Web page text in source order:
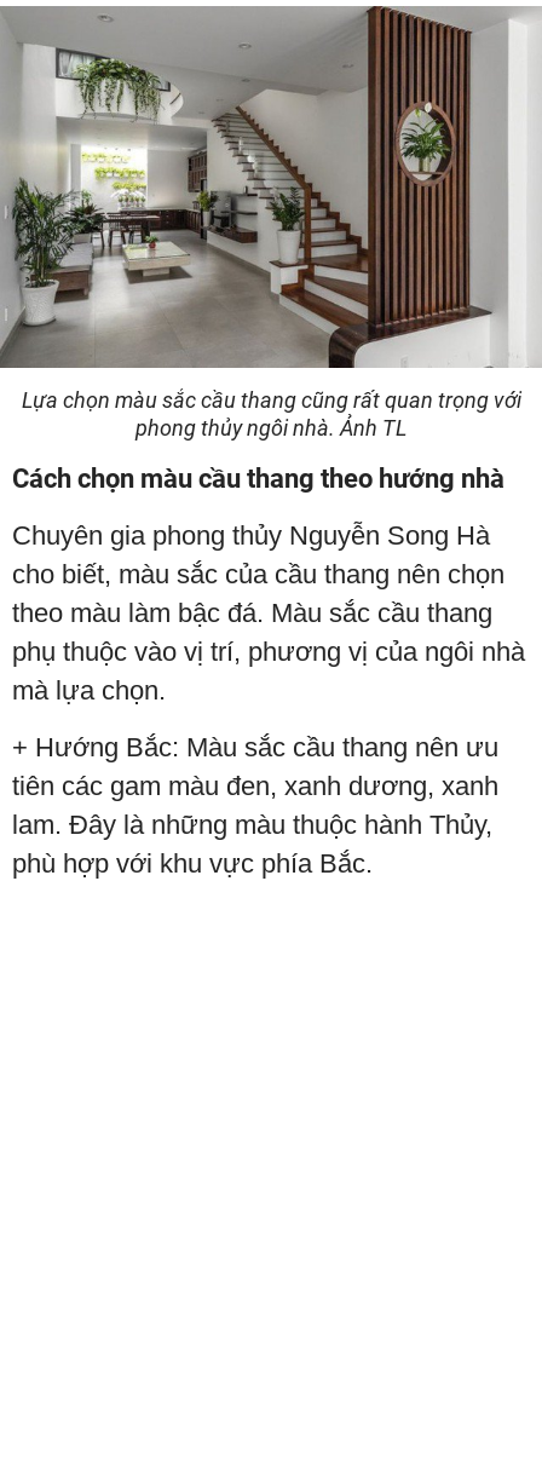
Lựa chọn màu sắc cầu thang cũng rất quan trọng với
phong thủy ngôi nhà. Ảnh TL
Cách chọn màu cầu thang theo hướng nhà
Chuyên gia phong thủy Nguyễn Song Hà
cho biết, màu sắc của cầu thang nên chọn
theo màu làm bậc đá. Màu sắc cầu thang
phụ thuộc vào vị trí, phương vị của ngôi nhà
mà lựa chọn.
+ Hướng Bắc: Màu sắc cầu thang nên ưu
tiên các gam màu đen, xanh dương, xanh
lam. Đây là những màu thuộc hành Thủy,
phù hợp với khu vực phía Bắc.